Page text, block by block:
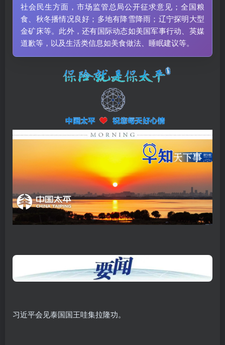
社会民生方面，市场监管总局公开征求意见；全国粮
食、秋冬播情况良好；多地有降雪降雨；辽宁探明大型
金矿床等。此外，还有国际动态如美国军事行动、英媒
道歉等，以及生活类信息如美食做法、睡眠建议等。
习近平会见泰国国王哇集拉隆功。